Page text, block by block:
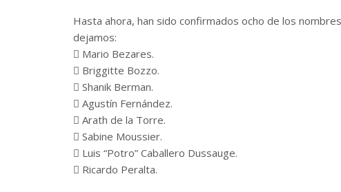
Hasta ahora, han sido confirmados ocho de los
dejamos:
 Mario Bezares.
 Briggitte Bozzo.
 Shanik Berman.
 Agustín Fernández.
 Arath de la Torre.
 Sabine Moussier.
 Luis “Potro” Caballero Dussauge.
 Ricardo Peralta.